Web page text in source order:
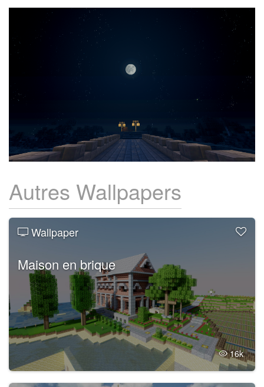
Autres Wallpapers
Wallpaper
Maison en brique
16k